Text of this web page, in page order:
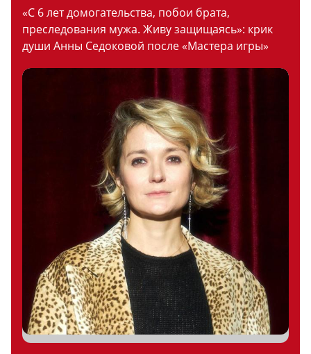
«С 6 лет домогательства, побои брата,
преследования мужа. Живу защищаясь»: крик
души Анны Седоковой после «Мастера игры»